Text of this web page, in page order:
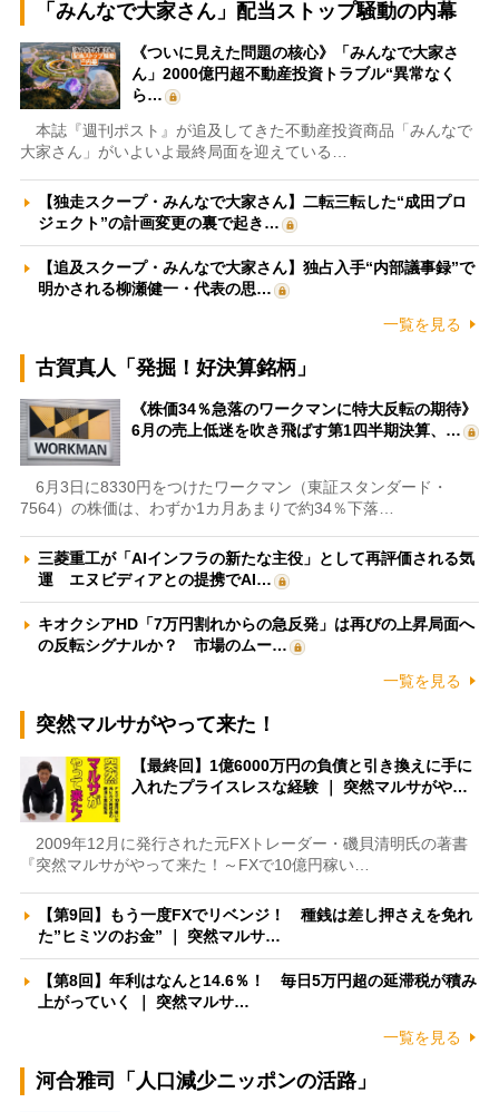
「みんなで大家さん」配当ストップ騒動の内幕
《ついに見えた問題の核心》「みんなで大家さ
ん」2000億円超不動産投資トラブル“異常なく
ら…
本誌『週刊ポスト』が追及してきた不動産投資商品「みんなで
大家さん」がいよいよ最終局面を迎えている…
【独走スクープ・みんなで大家さん】二転三転した“成田プロ
ジェクト”の計画変更の裏で起き…
【追及スクープ・みんなで大家さん】独占入手“内部議事録”で
明かされる柳瀬健一・代表の思…
一覧を見る
古賀真人「発掘！好決算銘柄」
《株価34％急落のワークマンに特大反転の期待》
6月の売上低迷を吹き飛ばす第1四半期決算、…
6月3日に8330円をつけたワークマン（東証スタンダード・
7564）の株価は、わずか1カ月あまりで約34％下落…
三菱重工が「AIインフラの新たな主役」として再評価される気
運 エヌビディアとの提携でAI…
キオクシアHD「7万円割れからの急反発」は再びの上昇局面へ
の反転シグナルか？ 市場のムー…
一覧を見る
突然マルサがやって来た！
【最終回】1億6000万円の負債と引き換えに手に
入れたプライスレスな経験 ｜ 突然マルサがや…
2009年12月に発行された元FXトレーダー・磯貝清明氏の著書
『突然マルサがやって来た！～FXで10億円稼い…
【第9回】もう一度FXでリベンジ！ 種銭は差し押さえを免れ
た”ヒミツのお金” ｜ 突然マルサ…
【第8回】年利はなんと14.6％！ 毎日5万円超の延滞税が積み
上がっていく ｜ 突然マルサ…
一覧を見る
河合雅司「人口減少ニッポンの活路」